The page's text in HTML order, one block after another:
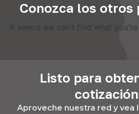
Conozca los otros
It seems we can't find what
Listo para
Aproveche nuestra red y vea